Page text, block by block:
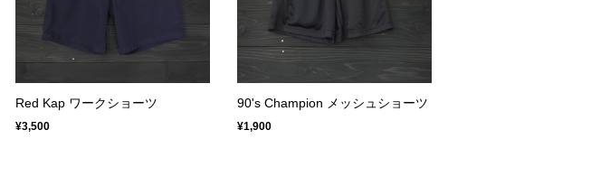
Red Kap ワークショーツ
¥3,500
90's Champion メッシュショーツ
¥1,900